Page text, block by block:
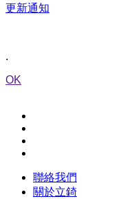
更新通知
.
OK
聯絡我們
關於立錡